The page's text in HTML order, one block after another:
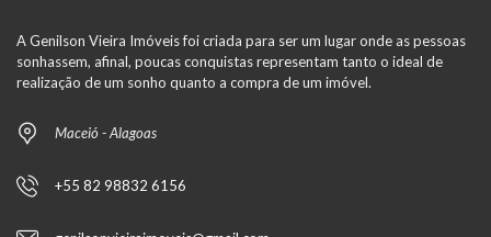
A Genilson Vieira Imóveis foi criada para ser um lugar onde as pessoas
sonhassem, afinal, poucas conquistas representam tanto o ideal de
realização de um sonho quanto a compra de um imóvel.
Maceió - Alagoas
+55 82 98832 6156